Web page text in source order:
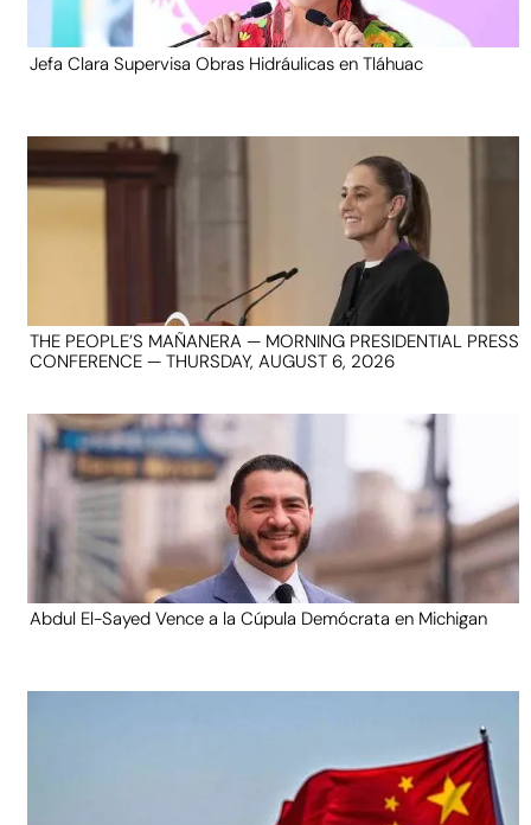
Jefa Clara Supervisa Obras Hidráulicas en Tláhuac
THE PEOPLE’S MAÑANERA — MORNING PRESIDENTIAL PRESS
CONFERENCE — THURSDAY, AUGUST 6, 2026
Abdul El-Sayed Vence a la Cúpula Demócrata en Michigan